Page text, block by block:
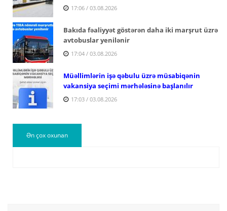
17:06 / 03.08.2026
Bakıda fəaliyyət göstərən daha iki marşrut üzrə
avtobuslar yenilənir
17:04 / 03.08.2026
Müəllimlərin işə qəbulu üzrə müsabiqənin
vakansiya seçimi mərhələsinə başlanılır
17:03 / 03.08.2026
Ən çox oxunan